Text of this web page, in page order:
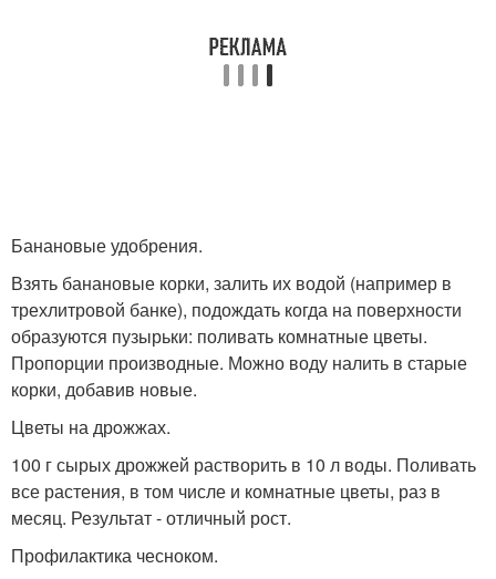
Банановые удобрения.
Взять банановые корки, залить их водой (например в
трехлитровой банке), подождать когда на поверхности
образуются пузырьки: поливать комнатные цветы.
Пропорции производные. Можно воду налить в старые
корки, добавив новые.
Цветы на дрoжжах.
100 г сырых дрожжей растворить в 10 л воды. Поливать
все растения, в том числе и комнатные цветы, раз в
месяц. Результат - отличный рост.
Профилактика чесноком.